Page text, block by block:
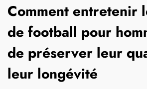
Comment entretenir
de football pour
de préserver leur
leur longévité